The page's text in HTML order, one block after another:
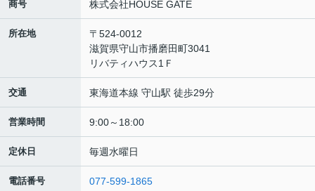
商号 株式会社HOUSE GATE
所在地
〒524-0012
滋賀県守山市播磨田町3041
リバティハウス1Ｆ
交通 東海道本線 守山駅 徒歩29分
営業時間 9:00～18:00
定休日 毎週水曜日
電話番号 077-599-1865